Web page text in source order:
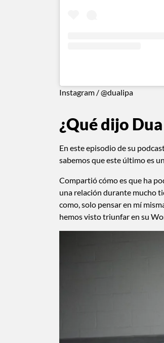
Instagram / @dualipa
¿Qué dijo
En este episodio de su
sabemos que este último es
Compartió cómo es que ha
una relación durante mucho
como, solo pensar en mí
hemos visto triunfar en su